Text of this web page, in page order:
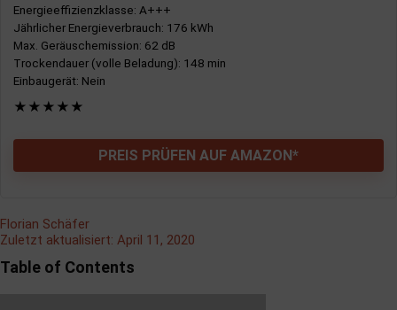
Energieeffizienzklasse: A+++
Jährlicher Energieverbrauch: 176 kWh
Max. Geräuschemission: 62 dB
Trockendauer (volle Beladung): 148 min
Einbaugerät: Nein
★ ★ ★ ★ ★
PREIS PRÜFEN AUF AMAZON*
Florian Schäfer
Zuletzt aktualisiert: April 11, 2020
Table of Contents